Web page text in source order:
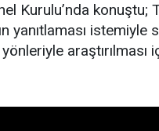
Kurulu’nda konuştu;
yanıtlaması istemiyle
araştırılması